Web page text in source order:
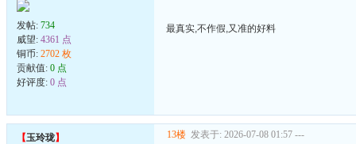
发帖: 734
威望: 4361 点
铜币: 2702 枚
贡献值: 0 点
好评度: 0 点
最真实,不作假,又准的好料
【玉玲珑】 13楼 发表于: 2026-07-08 01:57 ---